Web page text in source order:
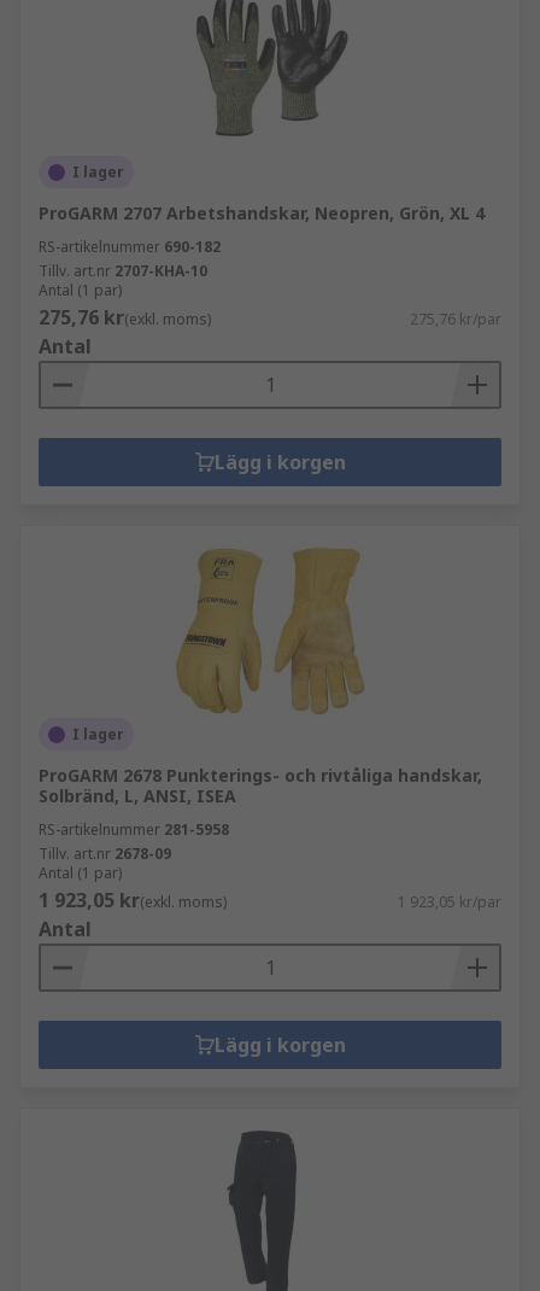
I lager
ProGARM 2707 Arbetshandskar, Neopren, Grön, XL 4
RS-artikelnummer 690-182
Tillv. art.nr 2707-KHA-10
Antal (1 par)
275,76 kr(exkl. moms) 275,76 kr/par
Antal
Lägg i korgen
I lager
ProGARM 2678 Punkterings- och rivtåliga handskar,
Solbränd, L, ANSI, ISEA
RS-artikelnummer 281-5958
Tillv. art.nr 2678-09
Antal (1 par)
1 923,05 kr(exkl. moms) 1 923,05 kr/par
Antal
Lägg i korgen